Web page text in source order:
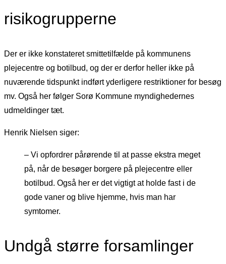
risikogrupperne
Der er ikke konstateret smittetilfælde på kommunens
plejecentre og botilbud, og der er derfor heller ikke på
nuværende tidspunkt indført yderligere restriktioner for besøg
mv. Også her følger Sorø Kommune myndighedernes
udmeldinger tæt.
Henrik Nielsen siger:
– Vi opfordrer pårørende til at passe ekstra meget
på, når de besøger borgere på plejecentre eller
botilbud. Også her er det vigtigt at holde fast i de
gode vaner og blive hjemme, hvis man har
symtomer.
Undgå større forsamlinger